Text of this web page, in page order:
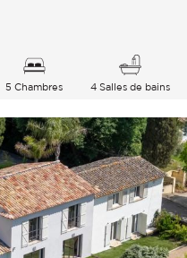
5 Chambres 4 Salles de bains